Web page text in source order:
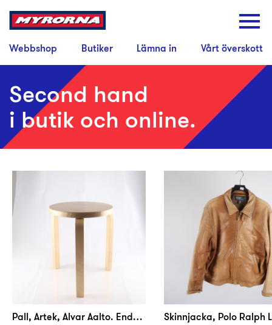
Webbshop Butiker Lämna in Vårt överskott
Second hand
i butik och online.
Pall, Artek, Alvar Aalto. Endast avhämtning.